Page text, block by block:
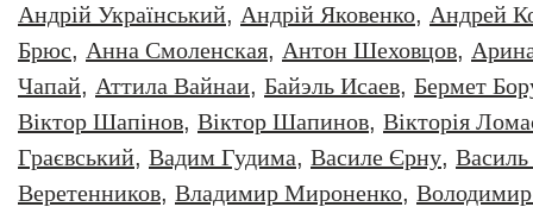
Андрій Український, Андрій Яковенко, Андрей
Брюс, Анна Смоленская, Антон Шеховцов,
Чапай, Аттила Вайнаи, Байэль Исаев, Бермет
Віктор Шапінов, Віктор Шапинов, Вікторія
Граєвський, Вадим Гудима, Василе Єрну,
Веретенников, Владимир Мироненко,